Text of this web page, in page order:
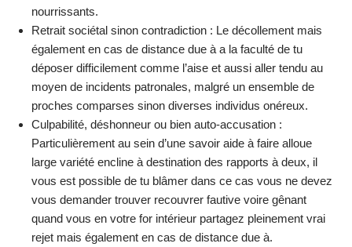
nourrissants.
Retrait sociétal sinon contradiction : Le décollement mais
également en cas de distance due à a la faculté de tu
déposer difficilement comme l’aise et aussi aller tendu au
moyen de incidents patronales, malgré un ensemble de
proches comparses sinon diverses individus onéreux.
Culpabilité, déshonneur ou bien auto-accusation :
Particulièrement au sein d’une savoir aide à faire alloue
large variété encline à destination des rapports à deux, il
vous est possible de tu blâmer dans ce cas vous ne devez
vous demander trouver recouvrer fautive voire gênant
quand vous en votre for intérieur partagez pleinement vrai
rejet mais également en cas de distance due à.